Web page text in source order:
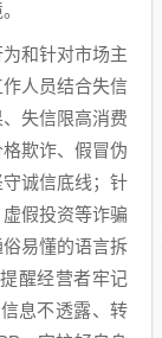
和针对市场主
人员结合失信
失信限高消费
欺诈、假冒伪
诚信底线；针
假投资等诈骗
易懂的语言拆
醒经营者牢记
息不透露、转